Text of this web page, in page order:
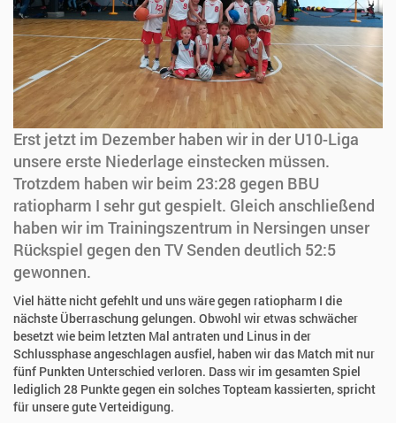
Erst jetzt im Dezember haben wir in der U10-Liga
unsere erste Niederlage einstecken müssen.
Trotzdem haben wir beim 23:28 gegen BBU
ratiopharm I sehr gut gespielt. Gleich anschließend
haben wir im Trainingszentrum in Nersingen unser
Rückspiel gegen den TV Senden deutlich 52:5
gewonnen.
Viel hätte nicht gefehlt und uns wäre gegen ratiopharm I die
nächste Überraschung gelungen. Obwohl wir etwas schwächer
besetzt wie beim letzten Mal antraten und Linus in der
Schlussphase angeschlagen ausfiel, haben wir das Match mit nur
fünf Punkten Unterschied verloren. Dass wir im gesamten Spiel
lediglich 28 Punkte gegen ein solches Topteam kassierten, spricht
für unsere gute Verteidigung.